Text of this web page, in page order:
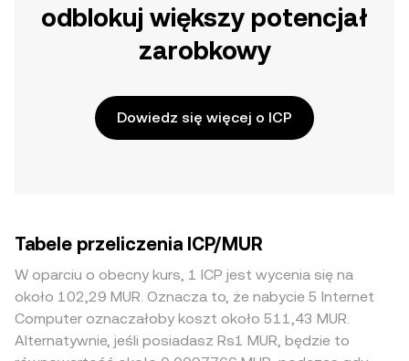
odblokuj większy potencjał
zarobkowy
Dowiedz się więcej o ICP
Tabele przeliczenia ICP/MUR
W oparciu o obecny kurs, 1 ICP jest wycenia się na
około 102,29 MUR. Oznacza to, że nabycie 5 Internet
Computer oznaczałoby koszt około 511,43 MUR.
Alternatywnie, jeśli posiadasz Rs1 MUR, będzie to